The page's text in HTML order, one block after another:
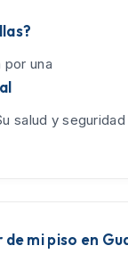
por una
salud y
de mi piso en